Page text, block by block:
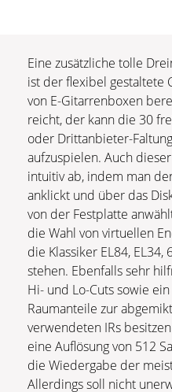
Eine zusätzliche tolle
ist der flexibel gestaltete
von E-Gitarrenboxen
reicht, der kann die 30
oder Drittanbieter-
aufzuspielen. Auch
intuitiv ab, indem man
anklickt und über das
von der Festplatte
die Wahl von virtuellen
die Klassiker EL84,
stehen. Ebenfalls sehr
Hi- und Lo-Cuts sowie
Raumanteile zur
verwendeten IRs
eine Auflösung von 512
die Wiedergabe der
Allerdings soll nicht